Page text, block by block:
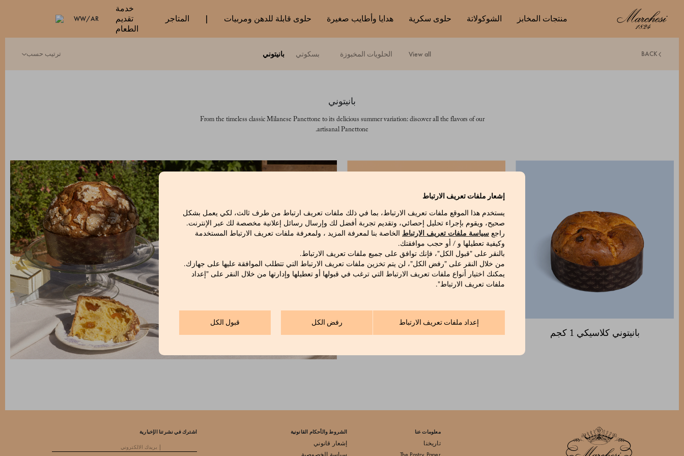
إشعار ملفات تعريف الارتباط
يستخدم هذا الموقع ملفات تعريف الارتباط، بما في ذلك ملفات تعريف ارتباط من طرف ثالث، لكي يعمل بشكل
صحيح، ويقوم بإجراء تحليل إحصائي، وتقديم تجربة أفضل لك وإرسال رسائل إعلانية مخصصة لك عبر الإنترنت.
راجع سياسة ملفات تعريف الارتباط الخاصة بنا لمعرفة المزيد ، ولمعرفة ملفات تعريف الارتباط المستخدمة
وكيفية تعطيلها و / أو حجب موافقتك.
بالنقر على "قبول الكل"، فإنك توافق على جميع ملفات تعريف الارتباط.
من خلال النقر على "رفض الكل"، لن يتم تخزين ملفات تعريف الارتباط التي تتطلب الموافقة عليها على جهازك.
يمكنك اختيار أنواع ملفات تعريف الارتباط التي ترغب في قبولها أو تعطيلها وإدارتها من خلال النقر على "إعداد
ملفات تعريف الارتباط".
قبول الكل رفض الكل إعداد ملفات تعريف الارتباط
منتجات المخابز الشوكولاتة حلوى سكرية هدايا وأطايب صغيرة حلوى قابلة للدهن ومربيات المتاجر
خدمة
تقديم
الطعام
WW/AR
BACK
view all الحلويات المخبوزة بسكوتي بانيتوني ترتيب حسب
بانيتوني
From the timeless classic Milanese Panettone to its delicious summer variation: discover all the flavors of our
artisanal Panettone.
بانيتوني كلاسيكي 1 كجم
بانيتون المشمش بالليمون واللوز
اشترك في نشرتنا الإخبارية معلومات عنا
تاريخنا
The Pastry Paper
الشروط والأحكام القانونية
إشعار قانوني
سياسة الخصوصية